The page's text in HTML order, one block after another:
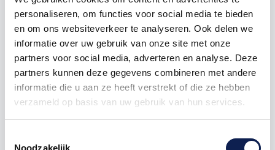
personaliseren, om functies voor social media te bieden
en om ons websiteverkeer te analyseren. Ook delen we
informatie over uw gebruik van onze site met onze
partners voor social media, adverteren en analyse. Deze
partners kunnen deze gegevens combineren met andere
informatie die u aan ze heeft verstrekt of die ze hebben
verzameld op basis van uw gebruik van hun services.
Noodzakelijk
200 € 0,25 € 50,00
500 € 0,20 € 150,00
750 € 0,15 € 262,50